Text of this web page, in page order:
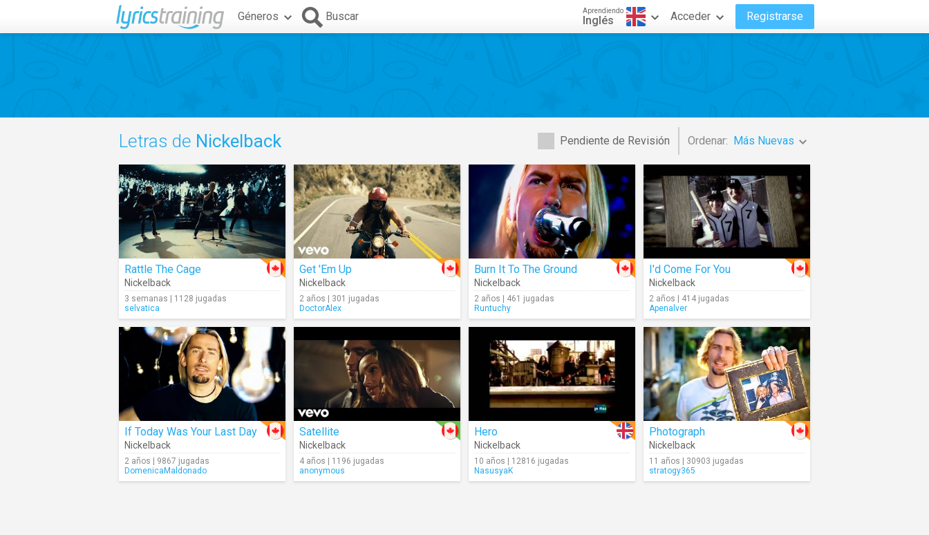
Géneros Buscar Aprendiendo
Inglés Acceder Registrarse
Pendiente de Revisión Ordenar: Más Nuevas
Letras de Nickelback
Rattle The Cage
Nickelback
3 semanas | 1128 jugadas
selvatica
Get 'Em Up
Nickelback
2 años | 301 jugadas
DoctorAlex
Burn It To The Ground
Nickelback
2 años | 461 jugadas
Runtuchy
I'd Come For You
Nickelback
2 años | 414 jugadas
Apenalver
If Today Was Your Last Day
Nickelback
2 años | 9867 jugadas
DomenicaMaldonado
Satellite
Nickelback
4 años | 1196 jugadas
anonymous
Hero
Nickelback
10 años | 12816 jugadas
NasusyaK
Photograph
Nickelback
11 años | 30903 jugadas
stratogy365